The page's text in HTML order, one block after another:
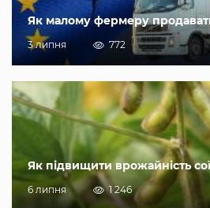
Як малому фермеру
3 липня 772
Як підвищити врожайність
6 липня 1 246